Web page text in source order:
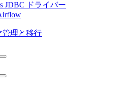
JDBC ドライバー
管理と移行